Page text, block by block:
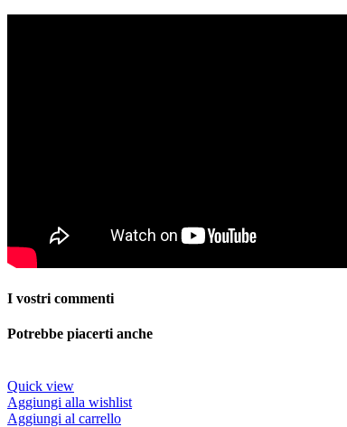
I vostri commenti
Potrebbe piacerti anche
Quick view
Aggiungi alla wishlist
Aggiungi al carrello